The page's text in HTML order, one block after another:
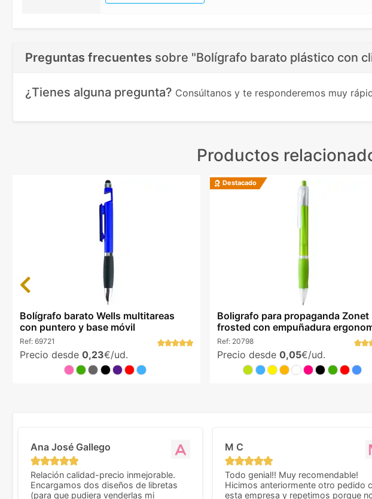
Preguntas frecuentes sobre "Bolígrafo barato plástico con
¿Tienes alguna pregunta? Consúltanos y te responderemos muy
Productos
Bolígrafo barato Wells multitareas
con puntero y base móvil
Ref: 69721
Precio desde 0,23€/ud.
Destacado
Boligrafo para propaganda Zonet
frosted con empuñadura
Ref: 20798
Precio desde 0,05€/ud.
Previous
Ana José Gallego
Relación calidad-precio inmejorable.
Encargamos dos diseños de libretas
(para que pudiera venderlas mi
M C
Todo genial!! Muy recomendable!
Hicimos anteriormente otro pedido
esta empresa y repetimos porque